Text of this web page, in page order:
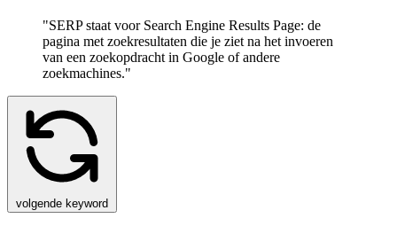
"SERP staat voor Search Engine Results Page: de
pagina met zoekresultaten die je ziet na het invoeren
van een zoekopdracht in Google of andere
zoekmachines."
volgende keyword